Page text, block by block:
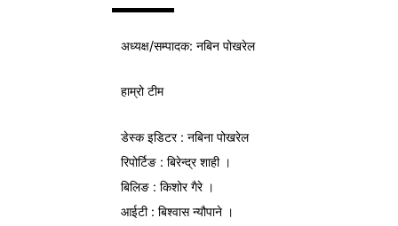
अध्यक्ष/सम्पादक: नबिन पोखरेल
हाम्रो टीम
डेस्क इडिटर : नबिना पोखरेल
रिपोर्टिङ : बिरेन्द्र शाही ।
बिलिङ : किशोर गैरे ।
आईटी : बिश्वास न्यौपाने ।